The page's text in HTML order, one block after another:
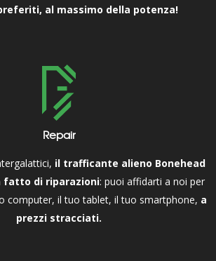
al massimo della potenza!
Repair
il trafficante alieno Bonehead
fatto di riparazioni: puoi affidarti a noi per
computer, il tuo tablet, il tuo smartphone, a
prezzi stracciati.